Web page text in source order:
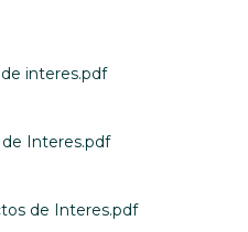
interes.pdf
Interes.pdf
de Interes.pdf